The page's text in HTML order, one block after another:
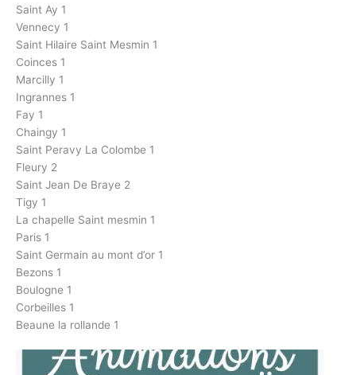
Saint Ay 1
Vennecy 1
Saint Hilaire Saint Mesmin 1
Coinces 1
Marcilly 1
Ingrannes 1
Fay 1
Chaingy 1
Saint Peravy La Colombe 1
Fleury 2
Saint Jean De Braye 2
Tigy 1
La chapelle Saint mesmin 1
Paris 1
Saint Germain au mont d’or 1
Bezons 1
Boulogne 1
Corbeilles 1
Beaune la rollande 1